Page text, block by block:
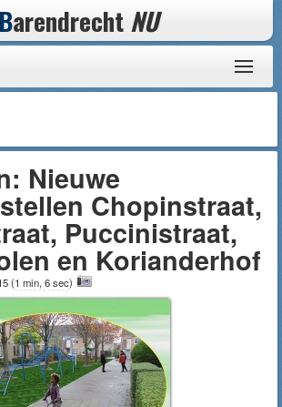
Barendrecht NU
Nieuwe
Chopinstraat,
Puccinistraat,
en Korianderhof
(1 min, 6 sec)